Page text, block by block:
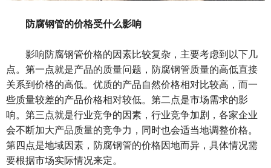
防腐钢管的价格受什么影响
影响防腐钢管价格的因素比较复杂，主要考虑到以下几
点。第一点就是产品的质量问题，防腐钢管质量的高低直接
关系到价格的高低。优质的产品自然价格相对比较高，而一
些质量较差的产品价格相对较低。第二点是市场需求的影
响。第三点就是行业竞争的因素，行业竞争加剧，各家企业
会不断加大产品质量的竞争力，同时也会适当地调整价格。
第四点是地域因素，防腐钢管的价格因地而异，具体情况需
要根据市场实际情况来定。